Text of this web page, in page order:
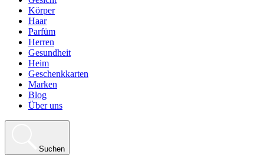
Körper
Haar
Parfüm
Herren
Gesundheit
Heim
Geschenkkarten
Marken
Blog
Über uns
Suchen